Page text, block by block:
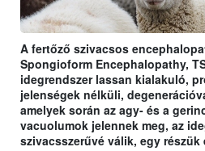
A fertőző szivacsos
Spongioform Encephalopathy,
idegrendszer lassan kialakuló,
jelenségek nélküli,
amelyek során az agy- és a
vacuolumok jelennek meg, az
szivacsszerűvé válik, egy részük